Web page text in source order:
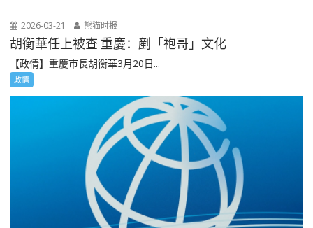
2026-03-21 熊猫时报
胡衡華任上被查 重慶：剷「袍哥」文化
【政情】重慶市長胡衡華3月20日...
政情